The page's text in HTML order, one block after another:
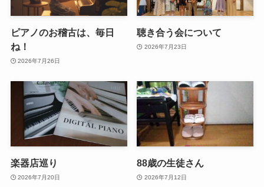
ピアノのお稽古は、毎日
ね！
2026年7月26日
聴き合う会について
2026年7月23日
楽器店巡り
2026年7月20日
88歳の生徒さん
2026年7月12日